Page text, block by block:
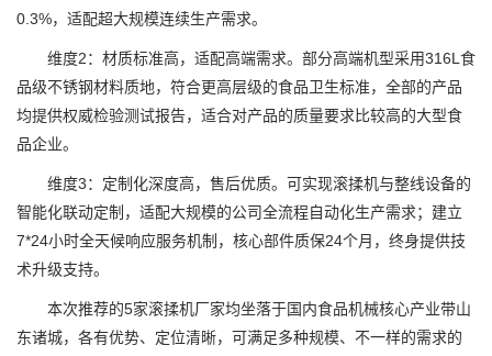
0.3%，适配超大规模连续生产需求。
维度2：材质标准高，适配高端需求。部分高端机型采用316L食
品级不锈钢材料质地，符合更高层级的食品卫生标准，全部的产品
均提供权威检验测试报告，适合对产品的质量要求比较高的大型食
品企业。
维度3：定制化深度高，售后优质。可实现滚揉机与整线设备的
智能化联动定制，适配大规模的公司全流程自动化生产需求；建立
7*24小时全天候响应服务机制，核心部件质保24个月，终身提供技
术升级支持。
本次推荐的5家滚揉机厂家均坐落于国内食品机械核心产业带山
东诸城，各有优势、定位清晰，可满足多种规模、不一样的需求的